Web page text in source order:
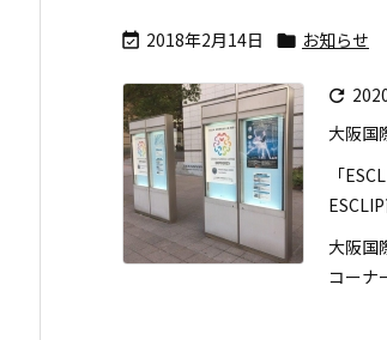
 2018年2月14日  お知らせ

大阪国
「
大阪国
コーナ